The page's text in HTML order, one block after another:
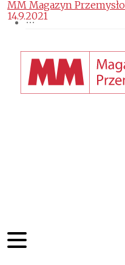
MM Magazyn
14.9.2021